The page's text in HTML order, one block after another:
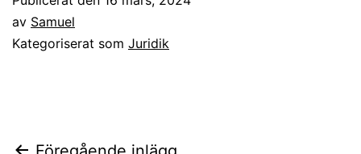
av Samuel
Kategoriserat som Juridik